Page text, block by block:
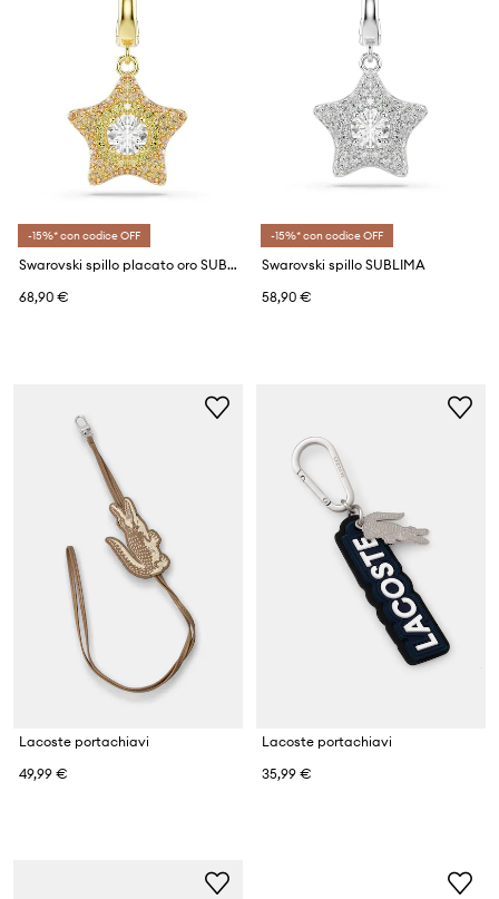
-15%* con codice OFF
Swarovski spillo placato oro SUBLIMA
68,90 €
-15%* con codice OFF
Swarovski spillo SUBLIMA
58,90 €
Lacoste portachiavi
49,99 €
Lacoste portachiavi
35,99 €